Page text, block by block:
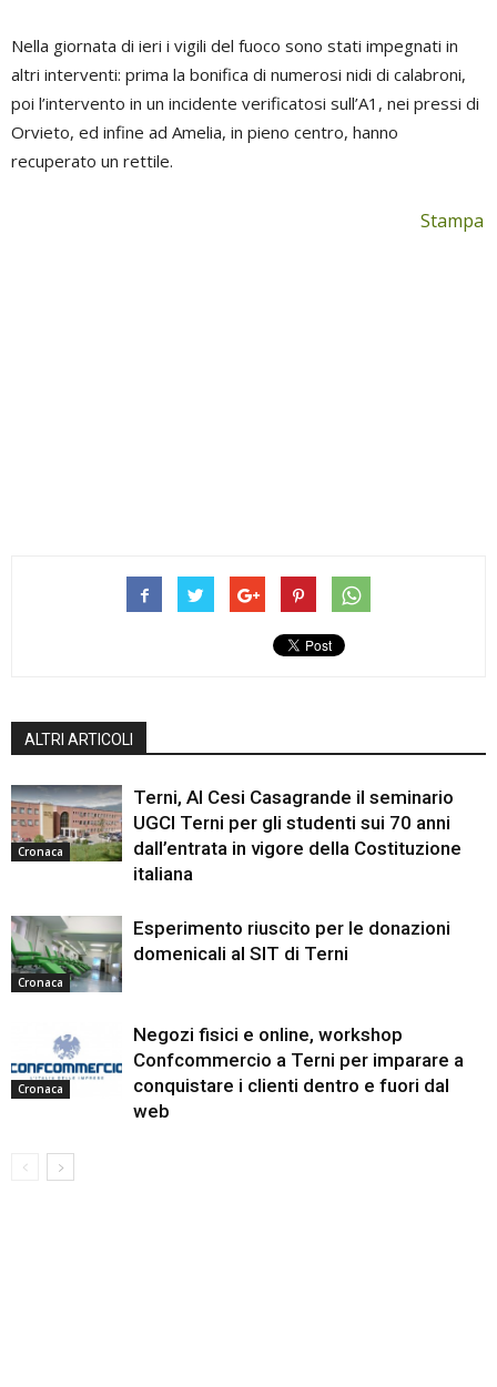
Nella giornata di ieri i vigili del fuoco sono stati impegnati in
altri interventi: prima la bonifica di numerosi nidi di calabroni,
poi l’intervento in un incidente verificatosi sull’A1, nei pressi di
Orvieto, ed infine ad Amelia, in pieno centro, hanno
recuperato un rettile.
Stampa
ALTRI ARTICOLI
Cronaca
Terni, Al Cesi Casagrande il seminario
UGCI Terni per gli studenti sui 70 anni
dall’entrata in vigore della Costituzione
italiana
Cronaca
Esperimento riuscito per le donazioni
domenicali al SIT di Terni
Cronaca
Negozi fisici e online, workshop
Confcommercio a Terni per imparare a
conquistare i clienti dentro e fuori dal
web